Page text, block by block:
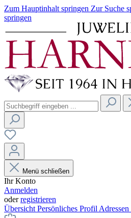
Zum Hauptinhalt springen Zur Suche
springen
Menü schließen
Ihr Konto
Anmelden
oderregistrieren
Übersicht Persönliches Profil Adressen